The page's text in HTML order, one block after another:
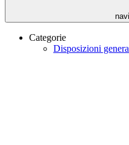
Categorie
Disposizioni